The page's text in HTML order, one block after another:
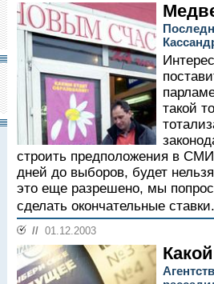
такой
строить предположения в СМИ
дней до выборов, будет
это еще разрешено, мы
сделать окончательные
// 01.12.2003